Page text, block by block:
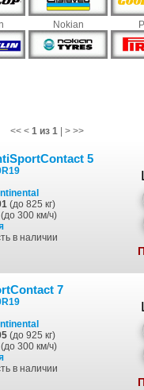
Nokian
<< < 1 из 1 > >>
5
(до 825 кг)
(до 300 км/ч)
в наличии
7
(до 925 кг)
(до 300 км/ч)
в наличии